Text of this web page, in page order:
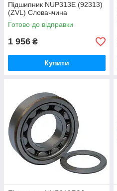
Підшипник NUP313E (92313)
(ZVL) Словаччина
Готово до відправки
1 956 ₴
Купити